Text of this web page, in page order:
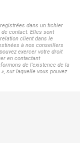
dans un fichier
de contact. Elles sont
client dans le
à nos conseillers
exercer votre droit
en contactant
de l'existence de la
sur laquelle vous pouvez